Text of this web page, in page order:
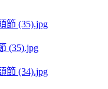
(35).jpg